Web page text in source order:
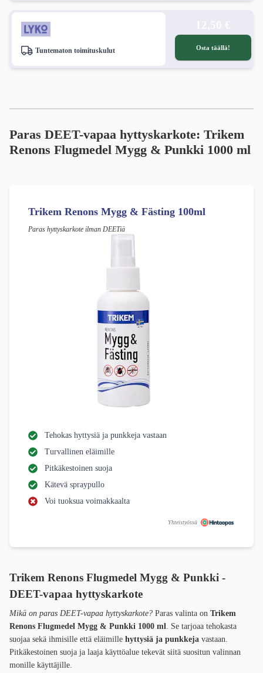
Tuntematon toimituskulut Osta täällä!
Paras DEET-vapaa hyttyskarkote: Trikem
Renons Flugmedel Mygg & Punkki 1000 ml
Trikem Renons Mygg & Fästing 100ml
Paras hyttyskarkote ilman DEETiä
Tehokas hyttysiä ja punkkeja vastaan
Turvallinen eläimille
Pitkäkestoinen suoja
Kätevä spraypullo
Voi tuoksua voimakkaalta
Yhteistyössä
Trikem Renons Flugmedel Mygg & Punkki -
DEET-vapaa hyttyskarkote
Mikä on paras DEET-vapaa hyttyskarkote? Paras valinta on Trikem
Renons Flugmedel Mygg & Punkki 1000 ml. Se tarjoaa tehokasta
suojaa sekä ihmisille että eläimille hyttysiä ja punkkeja vastaan.
Pitkäkestoinen suoja ja laaja käyttöalue tekevät siitä suositun valinnan
monille käyttäjille.